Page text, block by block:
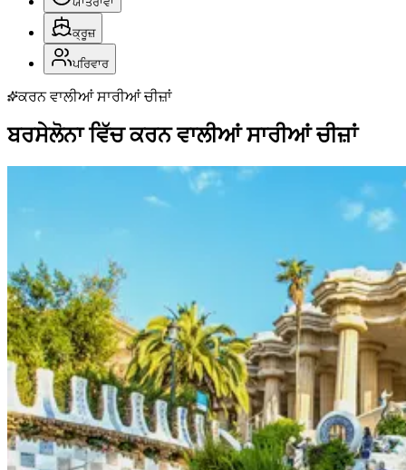
ਕ੍ਰੂਜ਼
ਪਰਿਵਾਰ
ਕਰਨ ਵਾਲੀਆਂ ਸਾਰੀਆਂ ਚੀਜ਼ਾਂ
ਬਰਸੇਲੋਨਾ ਵਿੱਚ ਕਰਨ ਵਾਲੀਆਂ ਸਾਰੀਆਂ ਚੀਜ਼ਾਂ